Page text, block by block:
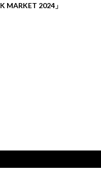
MARKET 2024」